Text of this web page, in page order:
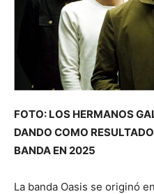
FOTO: LOS HERMANOS
DANDO COMO
BANDA EN 2025
La banda Oasis se originó